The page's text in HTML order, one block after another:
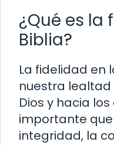
¿Qué es la
Biblia?
La fidelidad en
nuestra
Dios y hacia
importante
integridad, la